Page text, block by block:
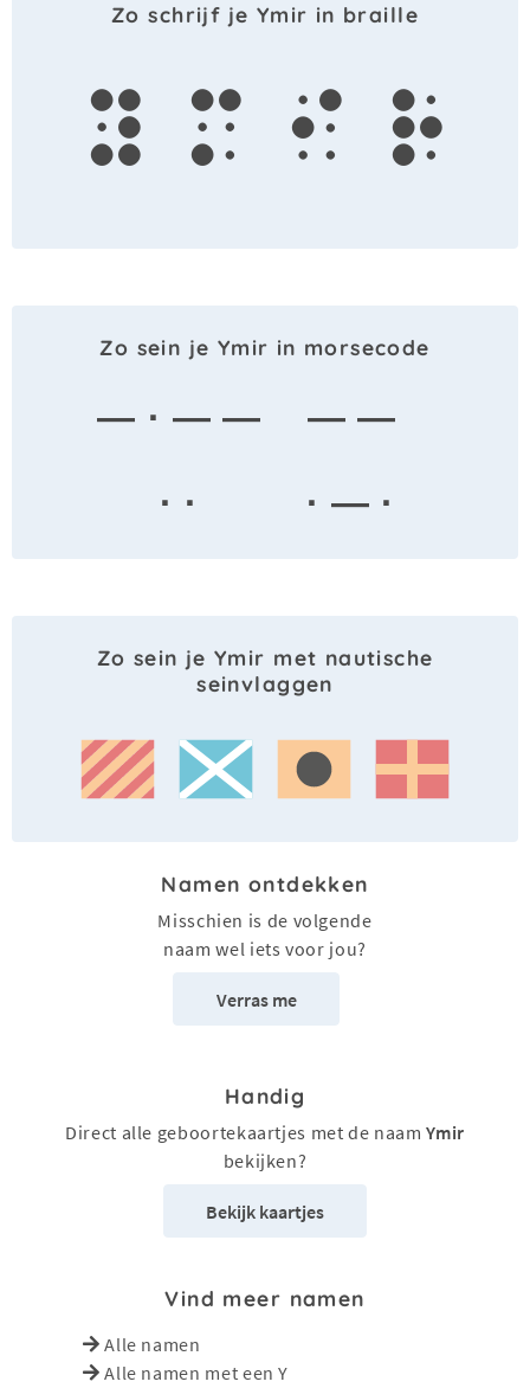
Zo schrijf je Ymir in braille
y m i r
Zo sein je Ymir in morsecode
— · — —
— —
· ·
· — ·
Zo sein je Ymir met nautische
seinvlaggen
Namen ontdekken
Misschien is de volgende
naam wel iets voor jou?
Verras me
Handig
Direct alle geboortekaartjes met de naamYmir
bekijken?
Bekijk kaartjes
Vind meer namen
Alle namen
Alle namen met een Y